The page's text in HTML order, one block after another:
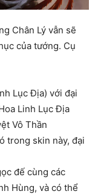
Chân Lý vẫn sẽ
của tướng. Cụ
Lục Địa) với đại
Linh Lục Địa
Vô Thần
trong skin này, đại
đế cùng các
Hùng, và có thể